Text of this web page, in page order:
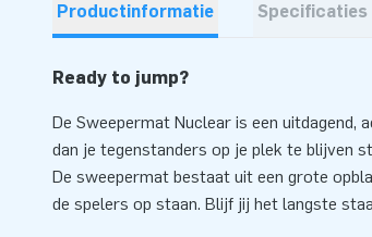
Productinformatie Specificaties
Ready to jump?
De Sweepermat Nuclear is een
dan je tegenstanders op je plek te blijven
De sweepermat bestaat uit een grote
de spelers op staan. Blijf jij het langste